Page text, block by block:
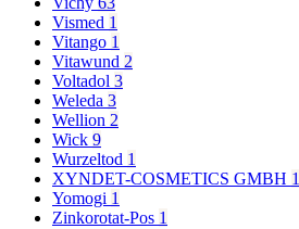
Vismed 1
Vitango 1
Vitawund 2
Voltadol 3
Weleda 3
Wellion 2
Wick 9
Wurzeltod 1
XYNDET-COSMETICS GMBH 1
Yomogi 1
Zinkorotat-Pos 1